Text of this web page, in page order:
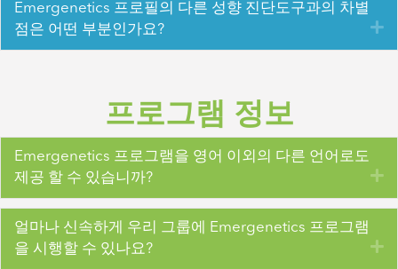
Emergenetics 프로필의 다른 성향 진단도구과의 차별
점은 어떤 부분인가요?
프로그램 정보
Emergenetics 프로그램을 영어 이외의 다른 언어로도
제공 할 수 있습니까?
얼마나 신속하게 우리 그룹에 Emergenetics 프로그램
을 시행할 수 있나요?